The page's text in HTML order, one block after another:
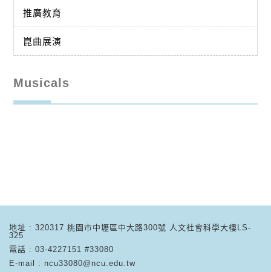
推廣教育
崑曲展演
Musicals
地址 : 320317 桃園市中壢區中大路300號 人文社會科學大樓LS-
325
電話 : 03-4227151 #33080
E-mail : ncu33080@ncu.edu.tw